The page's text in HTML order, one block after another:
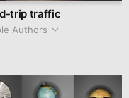
trip traffic
Authors